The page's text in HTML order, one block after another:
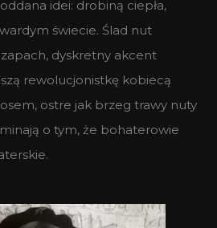
idei: drobiną ciepła,
świecie. Ślad nut
dyskretny akcent
rewolucjonistkę kobiecą
ostre jak brzeg trawy nuty
o tym, że bohaterowie